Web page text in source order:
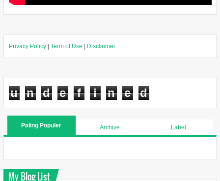
Privacy Policy| Term of Use | Disclaimer
u n d e f i n e d
Paling Populer Archive Label
My Blog List